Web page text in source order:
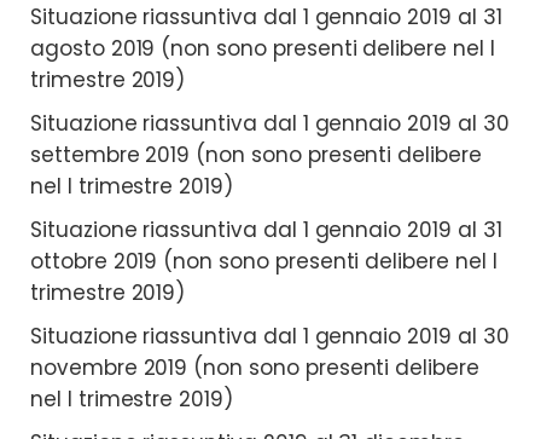
Situazione riassuntiva dal 1 gennaio 2019 al 31
agosto 2019 (non sono presenti delibere nel I
trimestre 2019)
Situazione riassuntiva dal 1 gennaio 2019 al 30
settembre 2019 (non sono presenti delibere
nel I trimestre 2019)
Situazione riassuntiva dal 1 gennaio 2019 al 31
ottobre 2019 (non sono presenti delibere nel I
trimestre 2019)
Situazione riassuntiva dal 1 gennaio 2019 al 30
novembre 2019 (non sono presenti delibere
nel I trimestre 2019)